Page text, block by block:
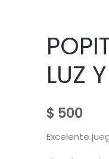
LUZ
$ 500
Excelente